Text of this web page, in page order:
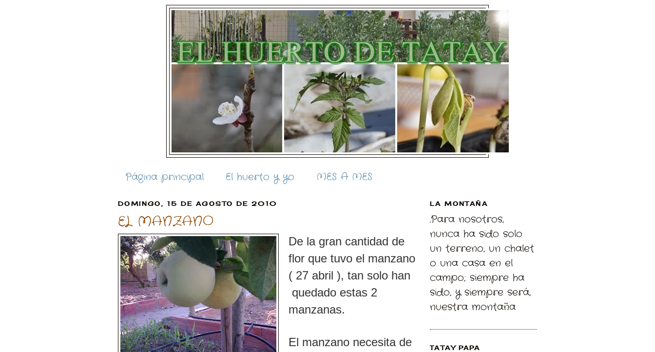
Página principal El huerto y yo MES A MES
DOMINGO, 15 DE AGOSTO DE 2010
EL MANZANO
De la gran cantidad de
flor que tuvo el manzano
( 27 abril ), tan solo han
quedado estas 2
manzanas.
El manzano necesita de
LA MONTAÑA
.Para nosotros,
nunca ha sido solo
un terreno, un chalet
o una casa en el
campo; siempre ha
sido, y siempre será,
nuestra montaña
TATAY PAPA